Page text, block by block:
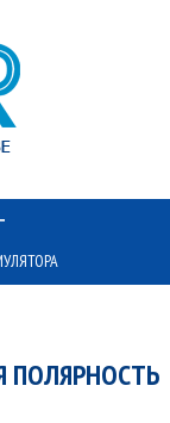
ПОЛЯРНОСТЬ